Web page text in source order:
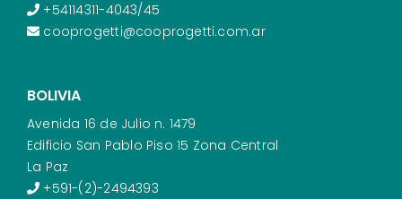
+54114311-4043/45
cooprogetti@cooprogetti.com.ar
BOLIVIA
Avenida 16 de Julio n. 1479
Edificio San Pablo Piso 15 Zona Central
La Paz
+591-(2)-2494393